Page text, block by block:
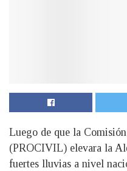
Luego de que la
(PROCIVIL) elevara la
fuertes lluvias a nivel